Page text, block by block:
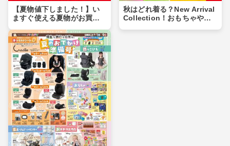
【夏物値下しました！】い
ますぐ使える夏物がお買い
チャンス！
秋はどれ着る？New Arrival
Collection！おもちゃや食